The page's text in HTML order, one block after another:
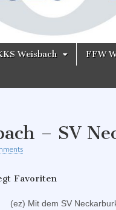
Weisbach FFW
– SV
Favoriten
(ez) Mit dem SV